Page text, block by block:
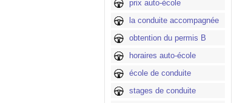
prix auto-école
la conduite accompagnée
obtention du permis B
horaires auto-école
école de conduite
stages de conduite